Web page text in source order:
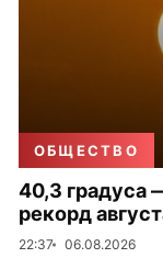
ОБЩЕСТВО
40,3 градуса
рекорд
22:37 06.08.2026